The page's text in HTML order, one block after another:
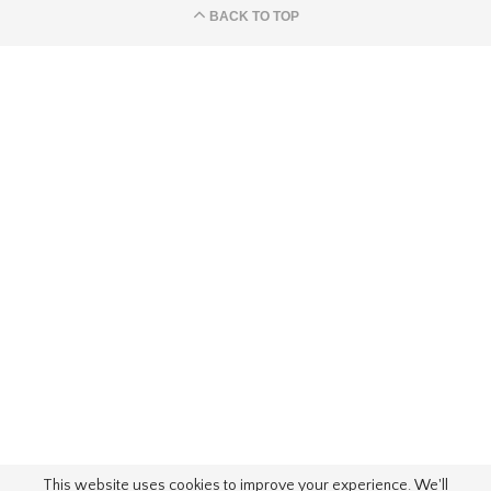
BACK TO TOP
This website uses cookies to improve your experience. We'll